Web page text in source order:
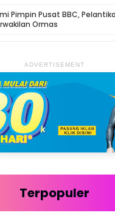
Pimpin Pusat BBC,
Ormas
ADVERTISEMENT
Terpopuler